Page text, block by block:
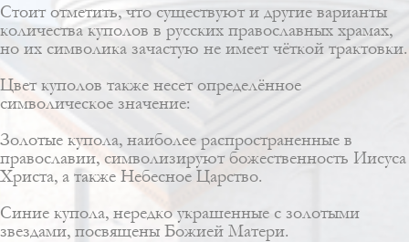
Стоит отметить, что существуют и другие варианты
количества куполов в русских православных храмах,
но их символика зачастую не имеет чёткой трактовки.
Цвет куполов также несет определённое
символическое значение:
Золотые купола, наиболее распространенные в
православии, символизируют божественность Иисуса
Христа, а также Небесное Царство.
Синие купола, нередко украшенные с золотыми
звездами, посвящены Божией Матери.